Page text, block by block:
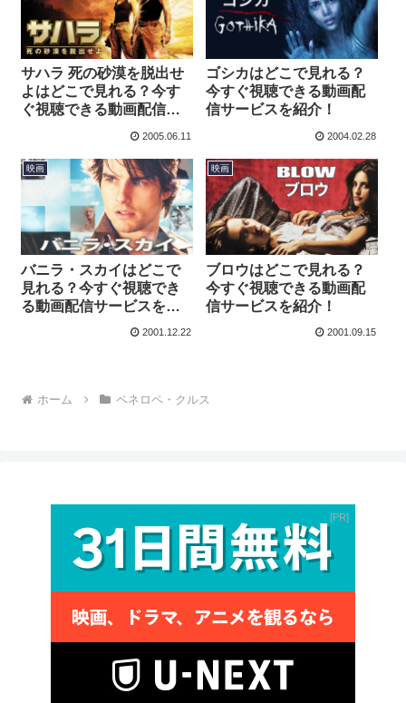
サハラ 死の砂漠を脱出せ
よはどこで見れる？今す
ぐ視聴できる動画配信サ
2005.06.11
ゴシカはどこで見れる？
今すぐ視聴できる動画配
信サービスを紹介！
2004.02.28
映画
バニラ・スカイはどこで
見れる？今すぐ視聴でき
る動画配信サービスを紹
2001.12.22
映画
ブロウはどこで見れる？
今すぐ視聴できる動画配
信サービスを紹介！
2001.09.15
ホーム ペネロペ・クルス
PR